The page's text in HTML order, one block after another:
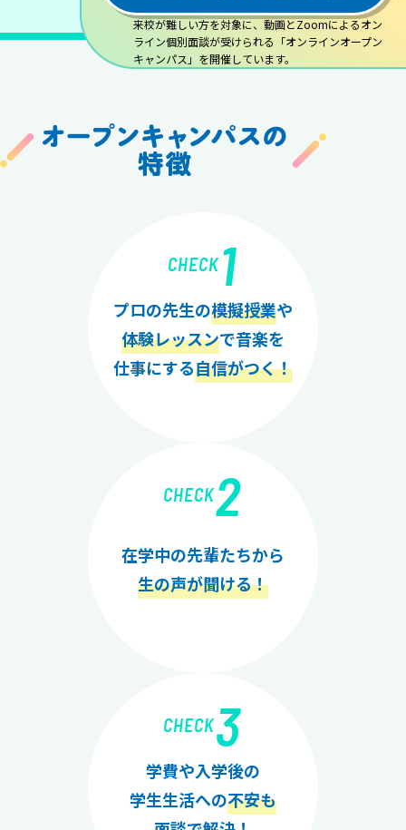
来校が難しい方を対象に、動画とZoomによるオン
ライン個別面談が受けられる「オンラインオープン
キャンパス」を開催しています。
CHECK1
プロの先生の模擬授業や
体験レッスンで音楽を
仕事にする自信がつく！
CHECK2
在学中の先輩たちから
生の声が聞ける！
CHECK3
学費や入学後の
学生生活への不安も